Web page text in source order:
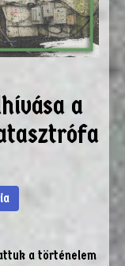
a
a történelem